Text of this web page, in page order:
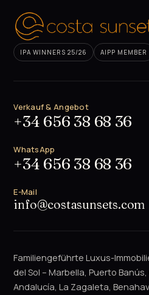
IPA WINNERS 25/26 AIPP MEMBER
Verkauf & Angebot
+34 656 38 68 36
WhatsApp
+34 656 38 68 36
E-Mail
info@costasunsets.com
Familiengeführte Luxus-
del Sol – Marbella, Puerto
Andalucía, La Zagaleta,